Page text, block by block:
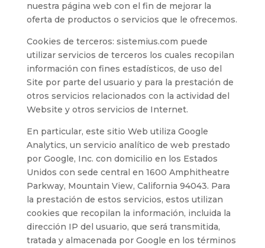
nuestra página web con el fin de mejorar la
oferta de productos o servicios que le ofrecemos.
Cookies de terceros: sistemius.com puede
utilizar servicios de terceros los cuales recopilan
información con fines estadísticos, de uso del
Site por parte del usuario y para la prestación de
otros servicios relacionados con la actividad del
Website y otros servicios de Internet.
En particular, este sitio Web utiliza Google
Analytics, un servicio analítico de web prestado
por Google, Inc. con domicilio en los Estados
Unidos con sede central en 1600 Amphitheatre
Parkway, Mountain View, California 94043. Para
la prestación de estos servicios, estos utilizan
cookies que recopilan la información, incluida la
dirección IP del usuario, que será transmitida,
tratada y almacenada por Google en los términos